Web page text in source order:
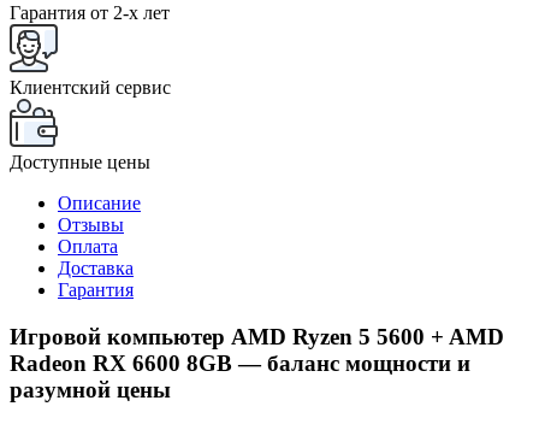
Гарантия от 2-x лет
Клиентский сервис
Доступные цены
Описание
Отзывы
Оплата
Доставка
Гарантия
Игровой компьютер AMD Ryzen 5 5600 + AMD
Radeon RX 6600 8GB — баланс мощности и
разумной цены